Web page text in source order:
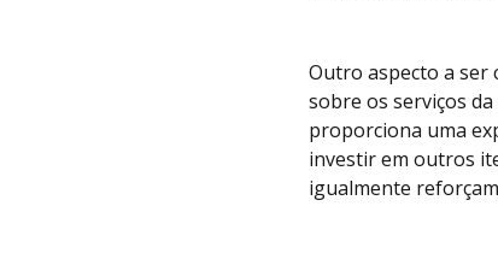
Outro aspecto a ser
sobre os serviços
proporciona uma
investir em outros
igualmente